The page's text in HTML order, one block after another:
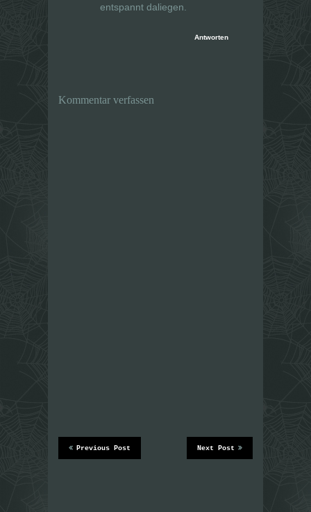
entspannt daliegen.
Antworten
Kommentar verfassen
Next Post
Previous Post